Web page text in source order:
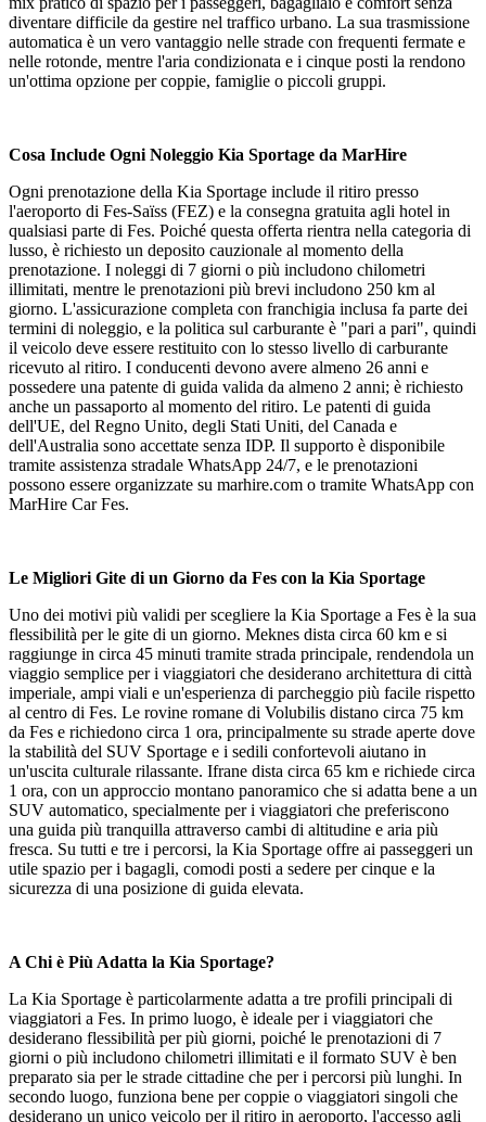
diventare difficile da gestire nel traffico urbano. La sua trasmissione
automatica è un vero vantaggio nelle strade con frequenti fermate e
nelle rotonde, mentre l'aria condizionata e i cinque posti la rendono
un'ottima opzione per coppie, famiglie o piccoli gruppi.
Cosa Include Ogni Noleggio Kia Sportage da MarHire
Ogni prenotazione della Kia Sportage include il ritiro presso
l'aeroporto di Fes-Saïss (FEZ) e la consegna gratuita agli hotel in
qualsiasi parte di Fes. Poiché questa offerta rientra nella categoria di
lusso, è richiesto un deposito cauzionale al momento della
prenotazione. I noleggi di 7 giorni o più includono chilometri
illimitati, mentre le prenotazioni più brevi includono 250 km al
giorno. L'assicurazione completa con franchigia inclusa fa parte dei
termini di noleggio, e la politica sul carburante è "pari a pari", quindi
il veicolo deve essere restituito con lo stesso livello di carburante
ricevuto al ritiro. I conducenti devono avere almeno 26 anni e
possedere una patente di guida valida da almeno 2 anni; è richiesto
anche un passaporto al momento del ritiro. Le patenti di guida
dell'UE, del Regno Unito, degli Stati Uniti, del Canada e
dell'Australia sono accettate senza IDP. Il supporto è disponibile
tramite assistenza stradale WhatsApp 24/7, e le prenotazioni
possono essere organizzate su marhire.com o tramite WhatsApp con
MarHire Car Fes.
Le Migliori Gite di un Giorno da Fes con la Kia Sportage
Uno dei motivi più validi per scegliere la Kia Sportage a Fes è la sua
flessibilità per le gite di un giorno. Meknes dista circa 60 km e si
raggiunge in circa 45 minuti tramite strada principale, rendendola un
viaggio semplice per i viaggiatori che desiderano architettura di città
imperiale, ampi viali e un'esperienza di parcheggio più facile rispetto
al centro di Fes. Le rovine romane di Volubilis distano circa 75 km
da Fes e richiedono circa 1 ora, principalmente su strade aperte dove
la stabilità del SUV Sportage e i sedili confortevoli aiutano in
un'uscita culturale rilassante. Ifrane dista circa 65 km e richiede circa
1 ora, con un approccio montano panoramico che si adatta bene a un
SUV automatico, specialmente per i viaggiatori che preferiscono
una guida più tranquilla attraverso cambi di altitudine e aria più
fresca. Su tutti e tre i percorsi, la Kia Sportage offre ai passeggeri un
utile spazio per i bagagli, comodi posti a sedere per cinque e la
sicurezza di una posizione di guida elevata.
A Chi è Più Adatta la Kia Sportage?
La Kia Sportage è particolarmente adatta a tre profili principali di
viaggiatori a Fes. In primo luogo, è ideale per i viaggiatori che
desiderano flessibilità per più giorni, poiché le prenotazioni di 7
giorni o più includono chilometri illimitati e il formato SUV è ben
preparato sia per le strade cittadine che per i percorsi più lunghi. In
secondo luogo, funziona bene per coppie o viaggiatori singoli che
desiderano un unico veicolo per il ritiro in aeroporto, l'accesso agli